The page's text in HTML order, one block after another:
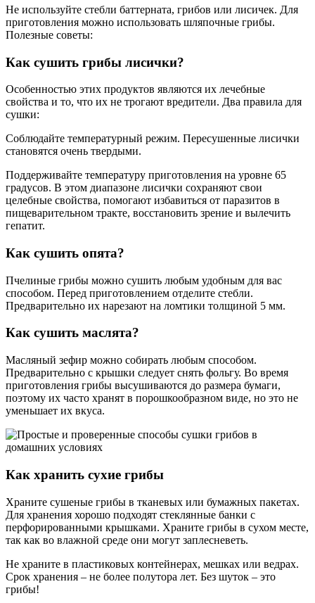
Не используйте стебли баттерната, грибов или лисичек. Для
приготовления можно использовать шляпочные грибы.
Полезные советы:
Как сушить грибы лисички?
Особенностью этих продуктов являются их лечебные
свойства и то, что их не трогают вредители. Два правила для
сушки:
Соблюдайте температурный режим. Пересушенные лисички
становятся очень твердыми.
Поддерживайте температуру приготовления на уровне 65
градусов. В этом диапазоне лисички сохраняют свои
целебные свойства, помогают избавиться от паразитов в
пищеварительном тракте, восстановить зрение и вылечить
гепатит.
Как сушить опята?
Пчелиные грибы можно сушить любым удобным для вас
способом. Перед приготовлением отделите стебли.
Предварительно их нарезают на ломтики толщиной 5 мм.
Как сушить маслята?
Масляный зефир можно собирать любым способом.
Предварительно с крышки следует снять фольгу. Во время
приготовления грибы высушиваются до размера бумаги,
поэтому их часто хранят в порошкообразном виде, но это не
уменьшает их вкуса.
Как хранить сухие грибы
Храните сушеные грибы в тканевых или бумажных пакетах.
Для хранения хорошо подходят стеклянные банки с
перфорированными крышками. Храните грибы в сухом месте,
так как во влажной среде они могут заплесневеть.
Не храните в пластиковых контейнерах, мешках или ведрах.
Срок хранения – не более полутора лет. Без шуток – это
грибы!